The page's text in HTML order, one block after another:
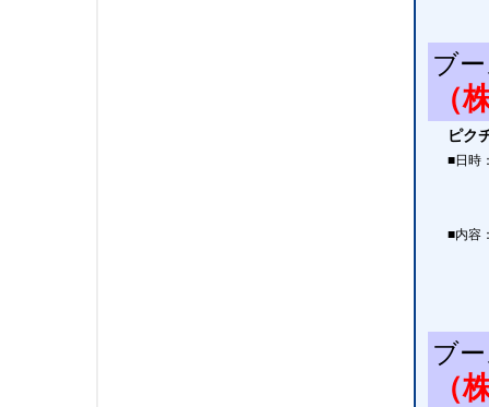
ブ
（
ピク
■日時
■内容
ブ
（